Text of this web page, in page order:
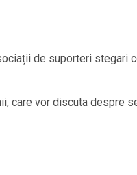
de suporteri
vor discuta despre